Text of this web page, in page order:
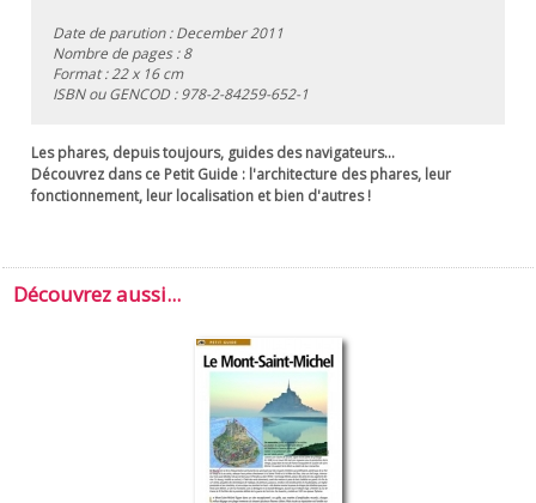
Date de parution : December 2011
Nombre de pages : 8
Format : 22 x 16 cm
ISBN ou GENCOD :978-2-84259-652-1
Les phares, depuis toujours, guides des navigateurs…
Découvrez dans ce Petit Guide : l'architecture des phares, leur
fonctionnement, leur localisation et bien d'autres !
Découvrez aussi...